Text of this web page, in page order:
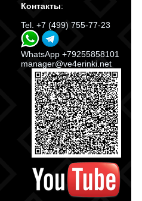
Контакты:
Tel. +7 (499) 755-77-23
WhatsApp +79255858101
manager@ve4erinki.net